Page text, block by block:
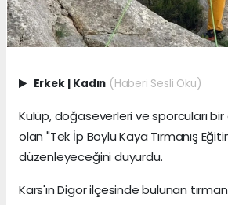
Erkek Kadın (Haberi Sesli Oku)
Kulüp, doğaseverleri ve sporcuları
olan "Tek İp Boylu Kaya Tırmanış
düzenleyeceğini duyurdu.
Kars'ın Digor ilçesinde bulunan